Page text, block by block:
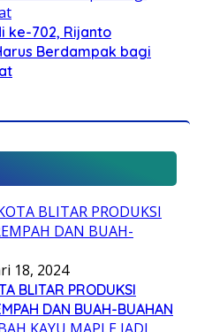
ke-702, Rijanto
Berdampak bagi
18, 2024
BLITAR PRODUKSI
DAN BUAH-BUAHAN